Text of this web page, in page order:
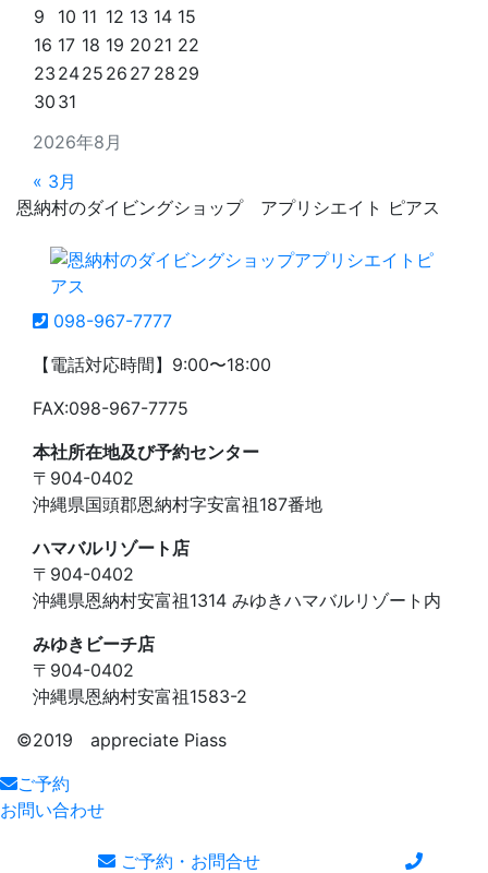
2026年8月
9
10 11 12 13 14 15
16 17 18 19 20 21 22
23 2425 26 27 28 29
30 31
« 3月
恩納村のダイビングショップ アプリシエイト ピアス
098-967-7777
【電話対応時間】9:00〜18:00
FAX:098-967-7775
本社所在地及び予約センター
〒904-0402
沖縄県国頭郡恩納村字安富祖187番地
ハマバルリゾート店
〒904-0402
沖縄県恩納村安富祖1314 みゆきハマバルリゾート内
みゆきビーチ店
〒904-0402
沖縄県恩納村安富祖1583-2
©️2019 appreciate Piass
ご予約
お問い合わせ
ご予約・お問合せ